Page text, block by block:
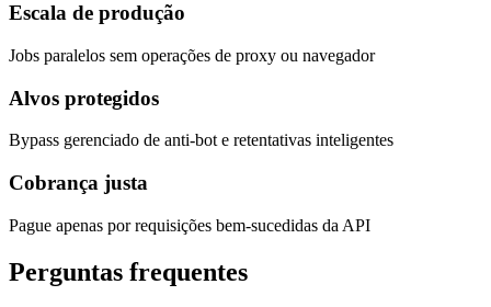
Escala de produção
Jobs paralelos sem operações de proxy ou navegador
Alvos protegidos
Bypass gerenciado de anti-bot e retentativas inteligentes
Cobrança justa
Pague apenas por requisições bem-sucedidas da API
Perguntas frequentes